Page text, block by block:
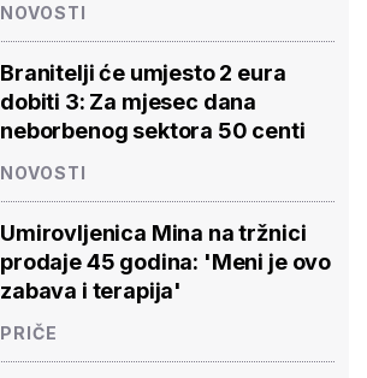
NOVOSTI
Branitelji će umjesto 2 eura
dobiti 3: Za mjesec dana
neborbenog sektora 50 centi
NOVOSTI
Umirovljenica Mina na tržnici
prodaje 45 godina: 'Meni je ovo
zabava i terapija'
PRIČE